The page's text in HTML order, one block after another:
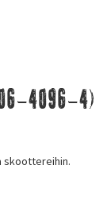
4096-4)
skoottereihin.